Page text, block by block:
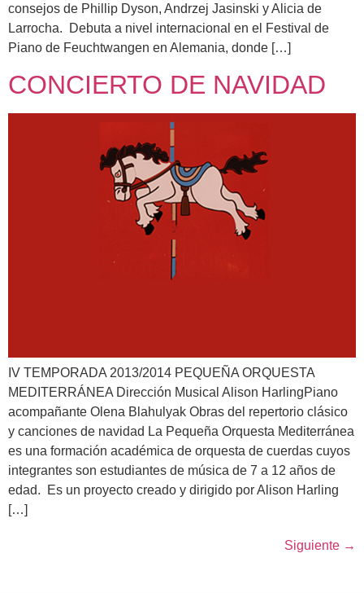
consejos de Phillip Dyson, Andrzej Jasinski y Alicia de
Larrocha. Debuta a nivel internacional en el Festival de
Piano de Feuchtwangen en Alemania, donde […]
CONCIERTO DE NAVIDAD
IV TEMPORADA 2013/2014 PEQUEÑA ORQUESTA
MEDITERRÁNEA Dirección Musical Alison HarlingPiano
acompañante Olena Blahulyak Obras del repertorio clásico
y canciones de navidad La Pequeña Orquesta Mediterránea
es una formación académica de orquesta de cuerdas cuyos
integrantes son estudiantes de música de 7 a 12 años de
edad. Es un proyecto creado y dirigido por Alison Harling
[…]
Siguiente →